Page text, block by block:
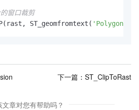
窗口裁剪
ST_geomfromtext(
下一篇： ST_ClipToRast
文章对您有帮助吗？